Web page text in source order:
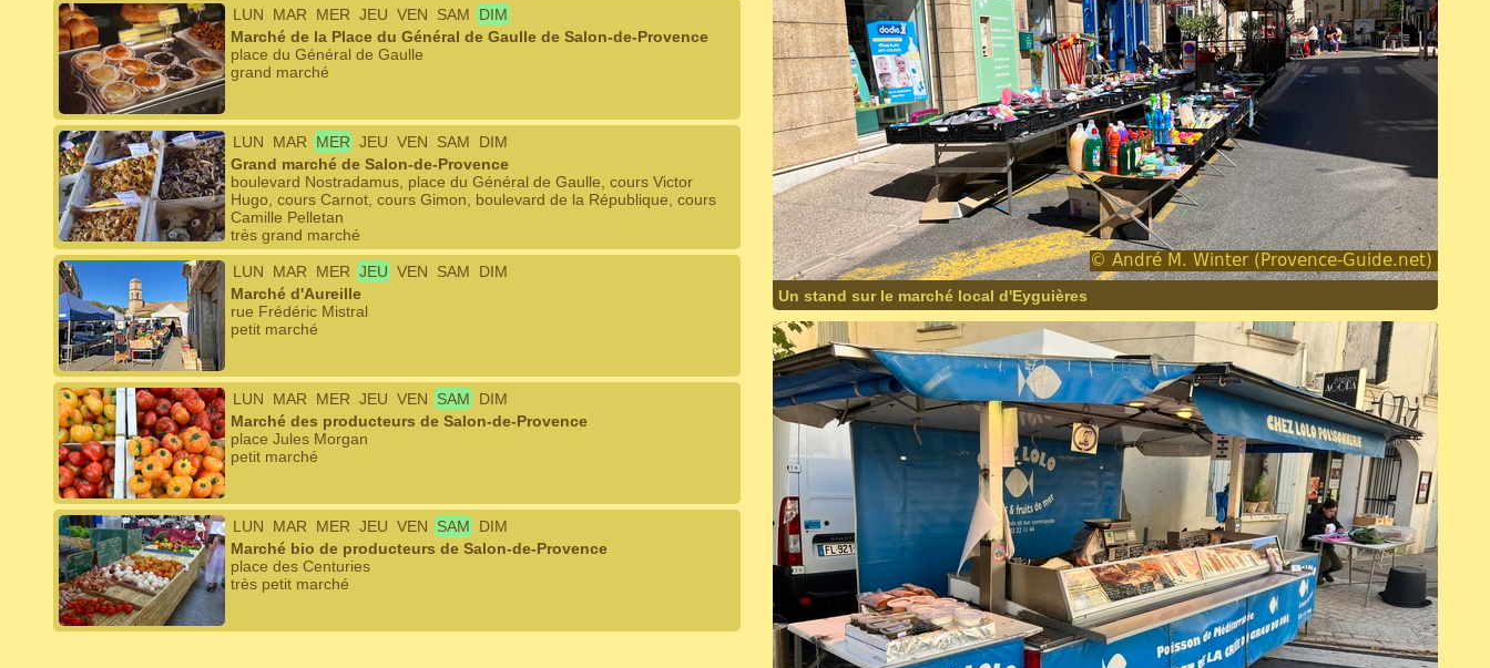
LUN MAR MER JEU VEN SAM
DIM
Marché de la Place du Général de Gaulle de Salon-de-Provence
place du Général de Gaulle
grand marché
LUN MAR MER JEU VEN SAM
DIM
Grand marché de Salon-de-Provence
boulevard Nostradamus, place du Général de Gaulle, cours Victor
Hugo, cours Carnot, cours Gimon, boulevard de la République, cours
Camille Pelletan
très grand marché
LUN MAR MER JEU VEN SAM
DIM
Marché d'Aureille
rue Frédéric Mistral
petit marché
LUN MAR MER JEU VEN SAM
DIM
Marché des producteurs de Salon-de-Provence
place Jules Morgan
petit marché
LUN MAR MER JEU VEN SAM
DIM
Marché bio de producteurs de Salon-de-Provence
place des Centuries
très petit marché
Un stand sur le marché local d'Eyguières